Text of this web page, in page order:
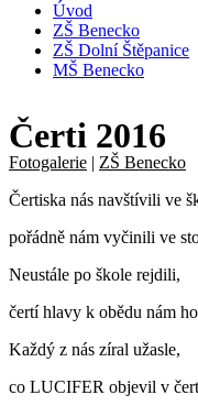
Úvod
ZŠ Benecko
ZŠ Dolní Štěpanice
MŠ Benecko
Čerti 2016
Fotogalerie | ZŠ Benecko
Čertiska nás navštívili ve
pořádně nám vyčinili ve
Neustále po škole rejdili,
čertí hlavy k obědu nám
Každý z nás zíral užasle,
co LUCIFER objevil v